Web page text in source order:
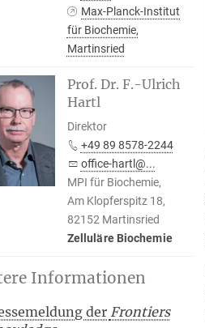
Max-Planck-Institut
für Biochemie,
Martinsried
Prof. Dr. F.-Ulrich
Hartl
Direktor
+49 89 8578-2244
office-hartl@...
MPI für Biochemie,
Am Klopferspitz 18,
82152 Martinsried
Zelluläre Biochemie
Informationen
der Frontiers